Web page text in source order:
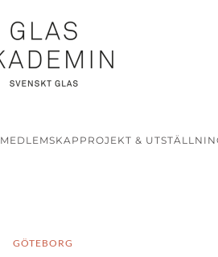
MEDLEMSKAP PROJEKT &
GÖTEBORG